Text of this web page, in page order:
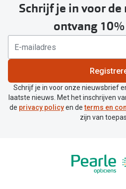
Schrijf je in voor
ontvang
Schrijf je in voor onze nieuwsbrief
laatste nieuws. Met het inschrijven
de privacy policyen determs en
zijn van